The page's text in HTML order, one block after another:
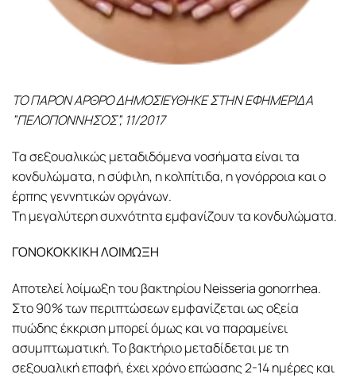
ΤΟ ΠΑΡΟΝ ΑΡΘΡΟ ΔΗΜΟΣΙΕΥΘΗΚΕ ΣΤΗΝ ΕΦΗΜΕΡΙΔΑ
”ΠΕΛΟΠΟΝΝΗΣΟΣ”, 11/2017
Τα σεξουαλικώς μεταδιδόμενα νοσήματα είναι τα
κονδυλώματα, η σύφιλη, η κολπίτιδα, η γονόρροια και ο
έρπης γεννητικών οργάνων.
Τη μεγαλύτερη συχνότητα εμφανίζουν τα κονδυλώματα.
ΓΟΝΟΚΟΚΚΙΚΗ ΛΟΙΜΩΞΗ
Αποτελεί λοίμωξη του βακτηρίου Neisseria gonorrhea.
Στο 90% των περιπτώσεων εμφανίζεται ως οξεία
πυώδης έκκριση μπορεί όμως και να παραμείνει
ασυμπτωματική. Το βακτήριο μεταδίδεται με τη
σεξουαλική επαφή, έχει χρόνο επώασης 2-14 ημέρες και